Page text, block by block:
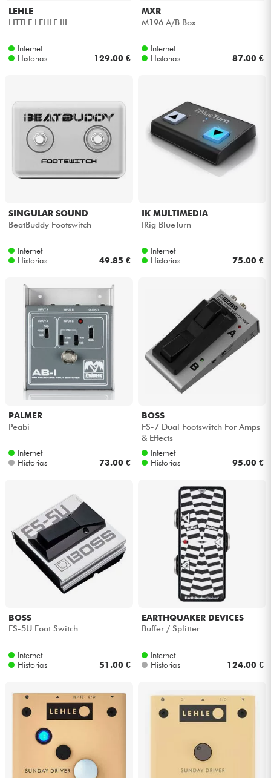
LEHLE
LITTLE LEHLE III
Internet
Historias
129.00 €
MXR
M196 A/B Box
Internet
Historias
87.00 €
SINGULAR SOUND
BeatBuddy Footswitch
Internet
Historias
49.85 €
IK MULTIMEDIA
IRig BlueTurn
Internet
Historias
75.00 €
PALMER
Peabi
Internet
Historias
73.00 €
BOSS
FS-7 Dual Footswitch For Amps
& Effects
Internet
Historias
95.00 €
BOSS
FS-5U Foot Switch
Internet
Historias
51.00 €
EARTHQUAKER DEVICES
Buffer / Splitter
Internet
Historias
124.00 €